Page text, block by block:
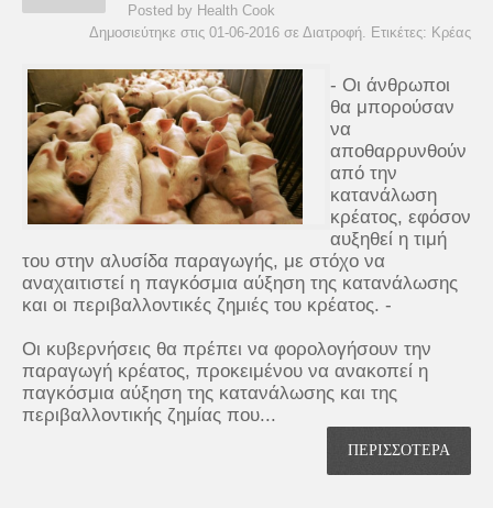
Posted by Health Cook
Δημοσιεύτηκε στις 01-06-2016 σε Διατροφή. Ετικέτες: Κρέας
- Οι άνθρωποι
θα μπορούσαν
να
αποθαρρυνθούν
από την
κατανάλωση
κρέατος, εφόσον
αυξηθεί η τιμή
του στην αλυσίδα παραγωγής, με στόχο να
αναχαιτιστεί η παγκόσμια αύξηση της κατανάλωσης
και οι περιβαλλοντικές ζημιές του κρέατος. -
Οι κυβερνήσεις θα πρέπει να φορολογήσουν την
παραγωγή κρέατος, προκειμένου να ανακοπεί η
παγκόσμια αύξηση της κατανάλωσης και της
περιβαλλοντικής ζημίας που...
ΠΕΡΙΣΣΟΤΕΡΑ